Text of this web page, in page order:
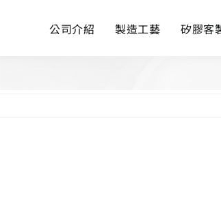
公司介紹 製造工藝 矽膠客